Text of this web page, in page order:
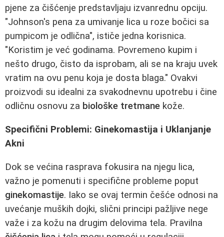
pjene za čišćenje predstavljaju izvanrednu opciju.
"Johnson's pena za umivanje lica u roze bočici sa
pumpicom je odlična", ističe jedna korisnica.
"Koristim je već godinama. Povremeno kupim i
nešto drugo, čisto da isprobam, ali se na kraju uvek
vratim na ovu penu koja je dosta blaga." Ovakvi
proizvodi su idealni za svakodnevnu upotrebu i čine
odličnu osnovu za biološke tretmane kože.
Specifični Problemi: Ginekomastija i Uklanjanje
Akni
Dok se većina rasprava fokusira na njegu lica,
važno je pomenuti i specifične probleme poput
ginekomastije. Iako se ovaj termin češće odnosi na
uvećanje muških dojki, slični principi pažljive nege
važe i za kožu na drugim delovima tela. Pravilna